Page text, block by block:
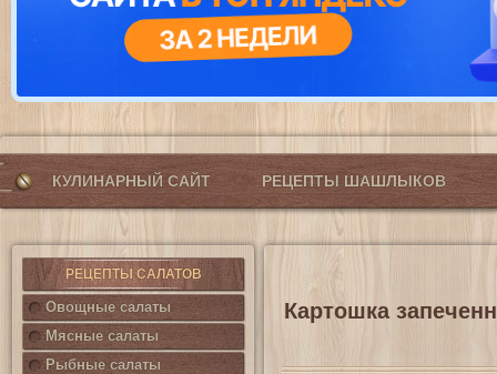
КУЛИНАРНЫЙ САЙТ РЕЦЕПТЫ ШАШЛЫКОВ
РЕЦЕПТЫ САЛАТОВ
Овощные салаты
Мясные салаты
Рыбные салаты
Картошка